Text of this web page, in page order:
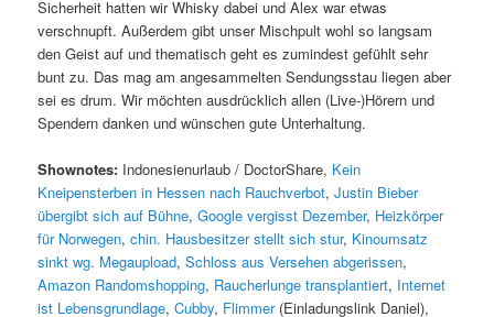
Sicherheit hatten wir Whisky dabei und Alex war etwas
verschnupft. Außerdem gibt unser Mischpult wohl so langsam
den Geist auf und thematisch geht es zumindest gefühlt sehr
bunt zu. Das mag am angesammelten Sendungsstau liegen aber
sei es drum. Wir möchten ausdrücklich allen (Live-)Hörern und
Spendern danken und wünschen gute Unterhaltung.
Shownotes: Indonesienurlaub / DoctorShare, Kein
Kneipensterben in Hessen nach Rauchverbot,Justin Bieber
übergibt sich auf Bühne,Google vergisst Dezember, Heizkörper
für Norwegen,chin. Hausbesitzer stellt sich stur, Kinoumsatz
sinkt wg. Megaupload,Schloss aus Versehen abgerissen,
Amazon Randomshopping, Raucherlunge transplantiert, Internet
ist Lebensgrundlage,Cubby, Flimmer(Einladungslink Daniel),